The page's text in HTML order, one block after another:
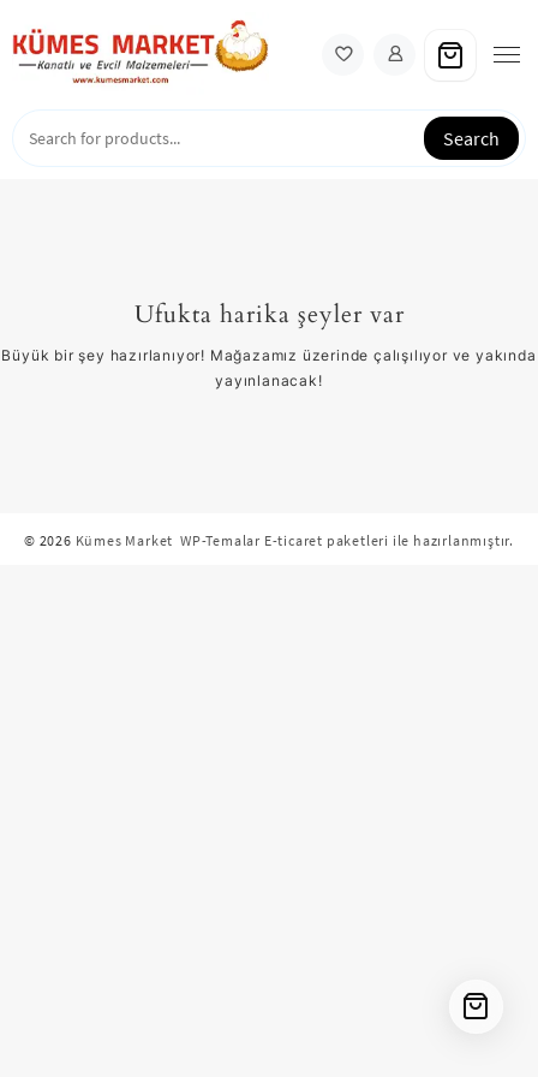
to
content
Search
Ufukta harika şeyler var
Büyük bir şey hazırlanıyor! Mağazamız üzerinde çalışılıyor ve yakında
yayınlanacak!
© 2026 Kümes Market WP-Temalar E-ticaret paketleri ile hazırlanmıştır.